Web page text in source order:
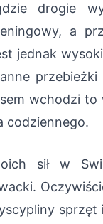
drogie
a
jednak
wchodzi
codziennego.
sił w
sprzęt